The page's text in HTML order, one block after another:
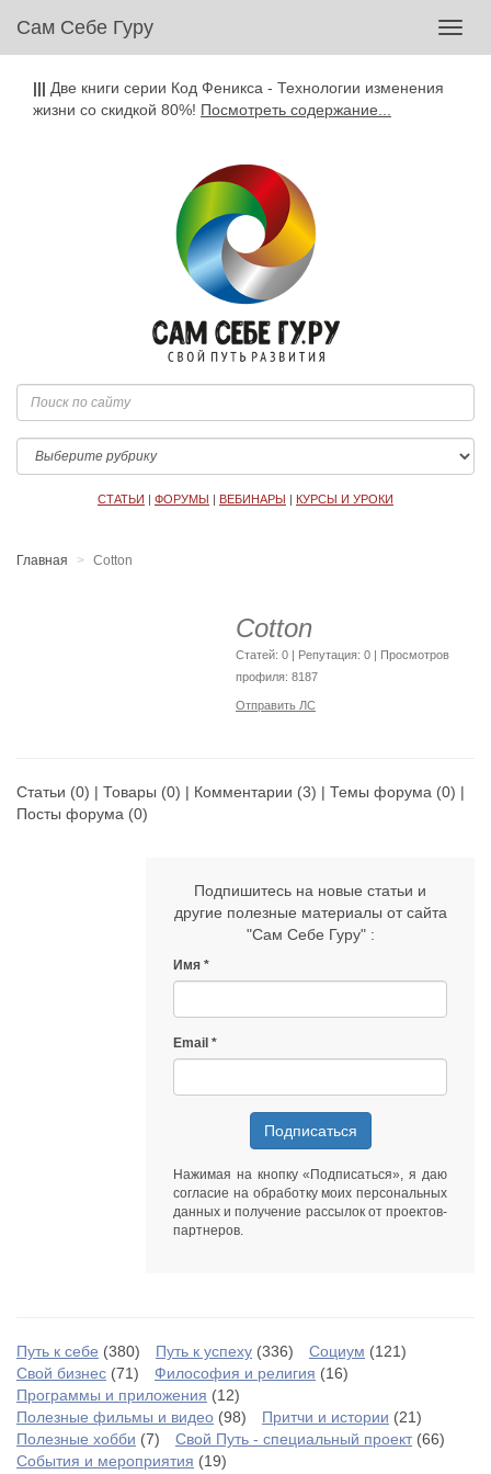
Сам Себе Гуру
||| Две книги серии Код Феникса - Технологии изменения
жизни со скидкой 80%! Посмотреть содержание...
СТАТЬИ | ФОРУМЫ | ВЕБИНАРЫ | КУРСЫ И УРОКИ
Главная Cotton
Cotton
Cтатей: 0 | Репутация: 0 | Просмотров
профиля: 8187
Отправить ЛС
Статьи (0) | Товары (0) | Комментарии (3) | Темы форума (0) |
Посты форума (0)
Подпишитесь на новые статьи и
другие полезные материалы от сайта
"Сам Себе Гуру" :
Имя
Email
Подписаться
Нажимая на кнопку «Подписаться», я даю
согласие на обработку моих персональных
данных и получение рассылок от проектов-
партнеров.
Путь к себе (380) Путь к успеху (336) Социум (121)
Свой бизнес (71) Философия и религия (16)
Программы и приложения (12)
Полезные фильмы и видео (98) Притчи и истории (21)
Полезные хобби (7) Свой Путь - специальный проект(66)
События и мероприятия (19)